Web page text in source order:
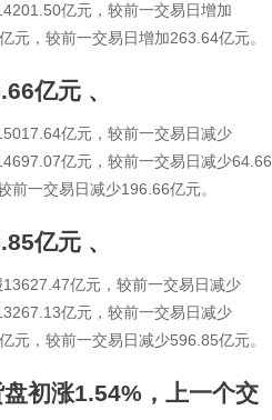
亿元，较前一交易日增加
元，较前一交易日增加263.64亿元。
亿元 、
亿元，较前一交易日减少
亿元，较前一交易日减少64.66
一交易日减少196.66亿元。
亿元 、
亿元，较前一交易日减少
亿元，较前一交易日减少
元，较前一交易日减少596.85亿元。
初涨1.54%，上一个交